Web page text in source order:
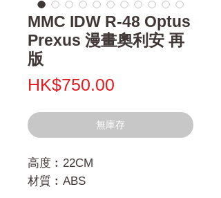
MMC IDW R-48 Optus
Prexus 漫畫奧利安 再
版
HK$750.00
無庫存
高度︰22CM
材質︰ABS